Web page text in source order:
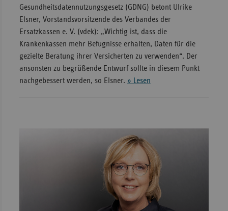
Gesundheitsdatennutzungsgesetz (GDNG) betont Ulrike
Elsner, Vorstandsvorsitzende des Verbandes der
Ersatzkassen e. V. (vdek): „Wichtig ist, dass die
Krankenkassen mehr Befugnisse erhalten, Daten für die
gezielte Beratung ihrer Versicherten zu verwenden“. Der
ansonsten zu begrüßende Entwurf sollte in diesem Punkt
nachgebessert werden, so Elsner. » Lesen